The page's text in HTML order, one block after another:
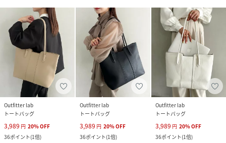
Outfitter lab
トートバッグ
3,989 円 20%OFF
36ポイント(1倍)
Outfitter lab
トートバッグ
3,989 円 20%OFF
36ポイント(1倍)
Outfitter lab
トートバッグ
3,989 円 20%OFF
36ポイント(1倍)